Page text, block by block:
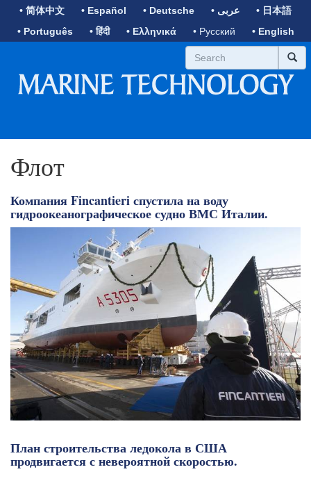
• 简体中文 • Español • Deutsche • عربى
• 日本語
• Português
• हिंदी • Ελληνικά • Русский • English
Флот
Компания Fincantieri спустила на воду
гидроокеанографическое судно ВМС Италии.
План строительства ледокола в США
продвигается с невероятной скоростью.